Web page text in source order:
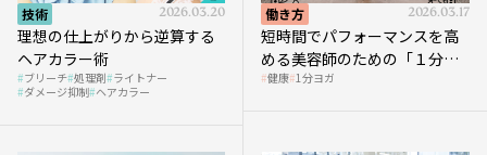
技術 2026.03.20
理想の仕上がりから逆算する
ヘアカラー術
ブリーチ 処理剤 ライトナー
ダメージ抑制 ヘアカラー
働き方 2026.03.17
短時間でパフォーマンスを高
める美容師のための「１分ヨ
ガ」講座｜実践編
健康 1分ヨガ